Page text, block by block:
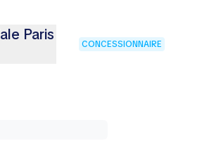
Paris
CONCESSIONNAIRE